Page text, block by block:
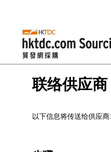
联络供应商
以下信息将传送给供应商: